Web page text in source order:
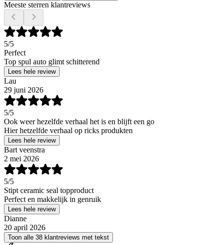
Meeste sterren klantreviews
5/5
Perfect
Top spul auto glimt schitterend
Lees hele review
Lau
29 juni 2026
5/5
Ook weer hezelfde verhaal het is en blijft een go
Hier hetzelfde verhaal op ricks produkten
Lees hele review
Bart veenstra
2 mei 2026
5/5
Stipt ceramic seal topproduct
Perfect en makkelijk in genruik
Lees hele review
Dianne
20 april 2026
Toon alle 38 klantreviews met tekst